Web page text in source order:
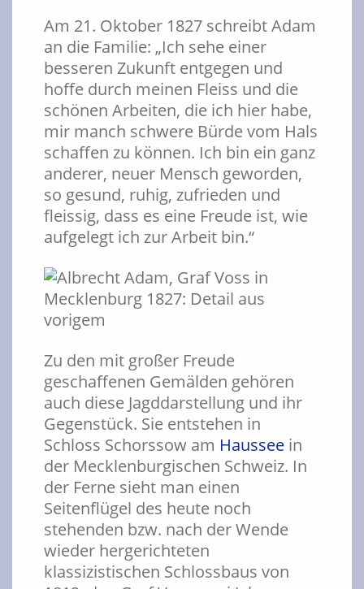
Am 21. Oktober 1827 schreibt Adam
an die Familie: „Ich sehe einer
besseren Zukunft entgegen und
hoffe durch meinen Fleiss und die
schönen Arbeiten, die ich hier habe,
mir manch schwere Bürde vom Hals
schaffen zu können. Ich bin ein ganz
anderer, neuer Mensch geworden,
so gesund, ruhig, zufrieden und
fleissig, dass es eine Freude ist, wie
aufgelegt ich zur Arbeit bin.“
Zu den mit großer Freude
geschaffenen Gemälden gehören
auch diese Jagddarstellung und ihr
Gegenstück. Sie entstehen in
Schloss Schorssow am Haussee in
der Mecklenburgischen Schweiz. In
der Ferne sieht man einen
Seitenflügel des heute noch
stehenden bzw. nach der Wende
wieder hergerichteten
klassizistischen Schlossbaus von